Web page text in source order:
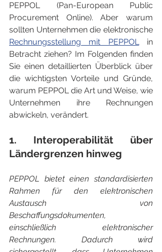
PEPPOL (Pan-European Public
Procurement Online). Aber warum
Rechnungsstellung mit PEPPOL in
Betracht ziehen? Im Folgenden finden
Sie einen detaillierten Überblick über
die wichtigsten Vorteile und Gründe,
warum PEPPOL die Art und Weise, wie
Unternehmen ihre Rechnungen
abwickeln, verändert.
1. Interoperabilität über
Ländergrenzen hinweg
PEPPOL bietet einen standardisierten
Rahmen für den elektronischen
Austausch von
Beschaffungsdokumenten,
einschließlich elektronischer
Rechnungen. Dadurch wird